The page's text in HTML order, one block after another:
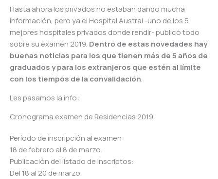
Hasta ahora los privados no estaban dando mucha
información, pero ya el Hospital Austral -uno de los 5
mejores hospitales privados donde rendir- publicó todo
sobre su examen 2019. Dentro de estas novedades hay
buenas noticias para los que tienen más de 5 años de
graduados y para los extranjeros que estén al límite
con los tiempos de la convalidación.
Les pasamos la info:
Cronograma examen de Residencias 2019
Período de inscripción al examen:
18 de febrero al 8 de marzo.
Publicación del listado de inscriptos:
Del 18 al 20 de marzo.